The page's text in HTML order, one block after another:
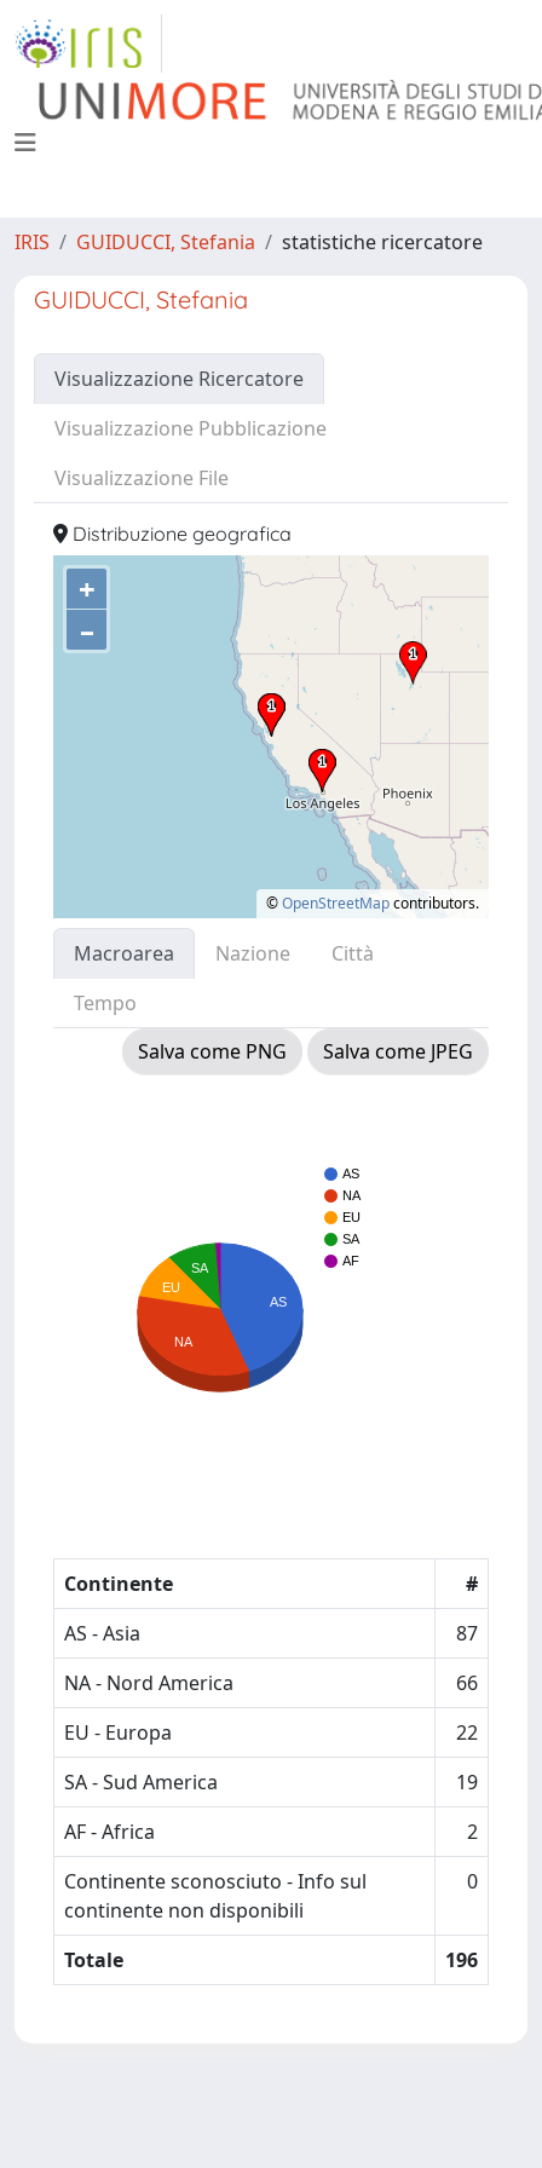
IRIS GUIDUCCI, Stefania statistiche ricercatore
GUIDUCCI, Stefania
Visualizzazione Ricercatore
Visualizzazione Pubblicazione
Visualizzazione File
Distribuzione geografica
+
–
©OpenStreetMapcontributors.
Macroarea Nazione
Città
Tempo
Salva come PNG
Salva come JPEG
AS
NA
EU
SA
AF
AS
SA
EU
NA
Continente
#
AS - Asia
87
NA - Nord America
66
EU - Europa
22
SA - Sud America
19
AF - Africa
2
Continente sconosciuto - Info sul
continente non disponibili
0
Totale 196